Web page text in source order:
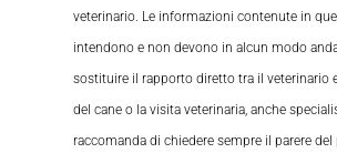
veterinario. Le informazioni contenute in
intendono e non devono in alcun modo
sostituire il rapporto diretto tra il veterinario
del cane o la visita veterinaria, anche
raccomanda di chiedere sempre il parere